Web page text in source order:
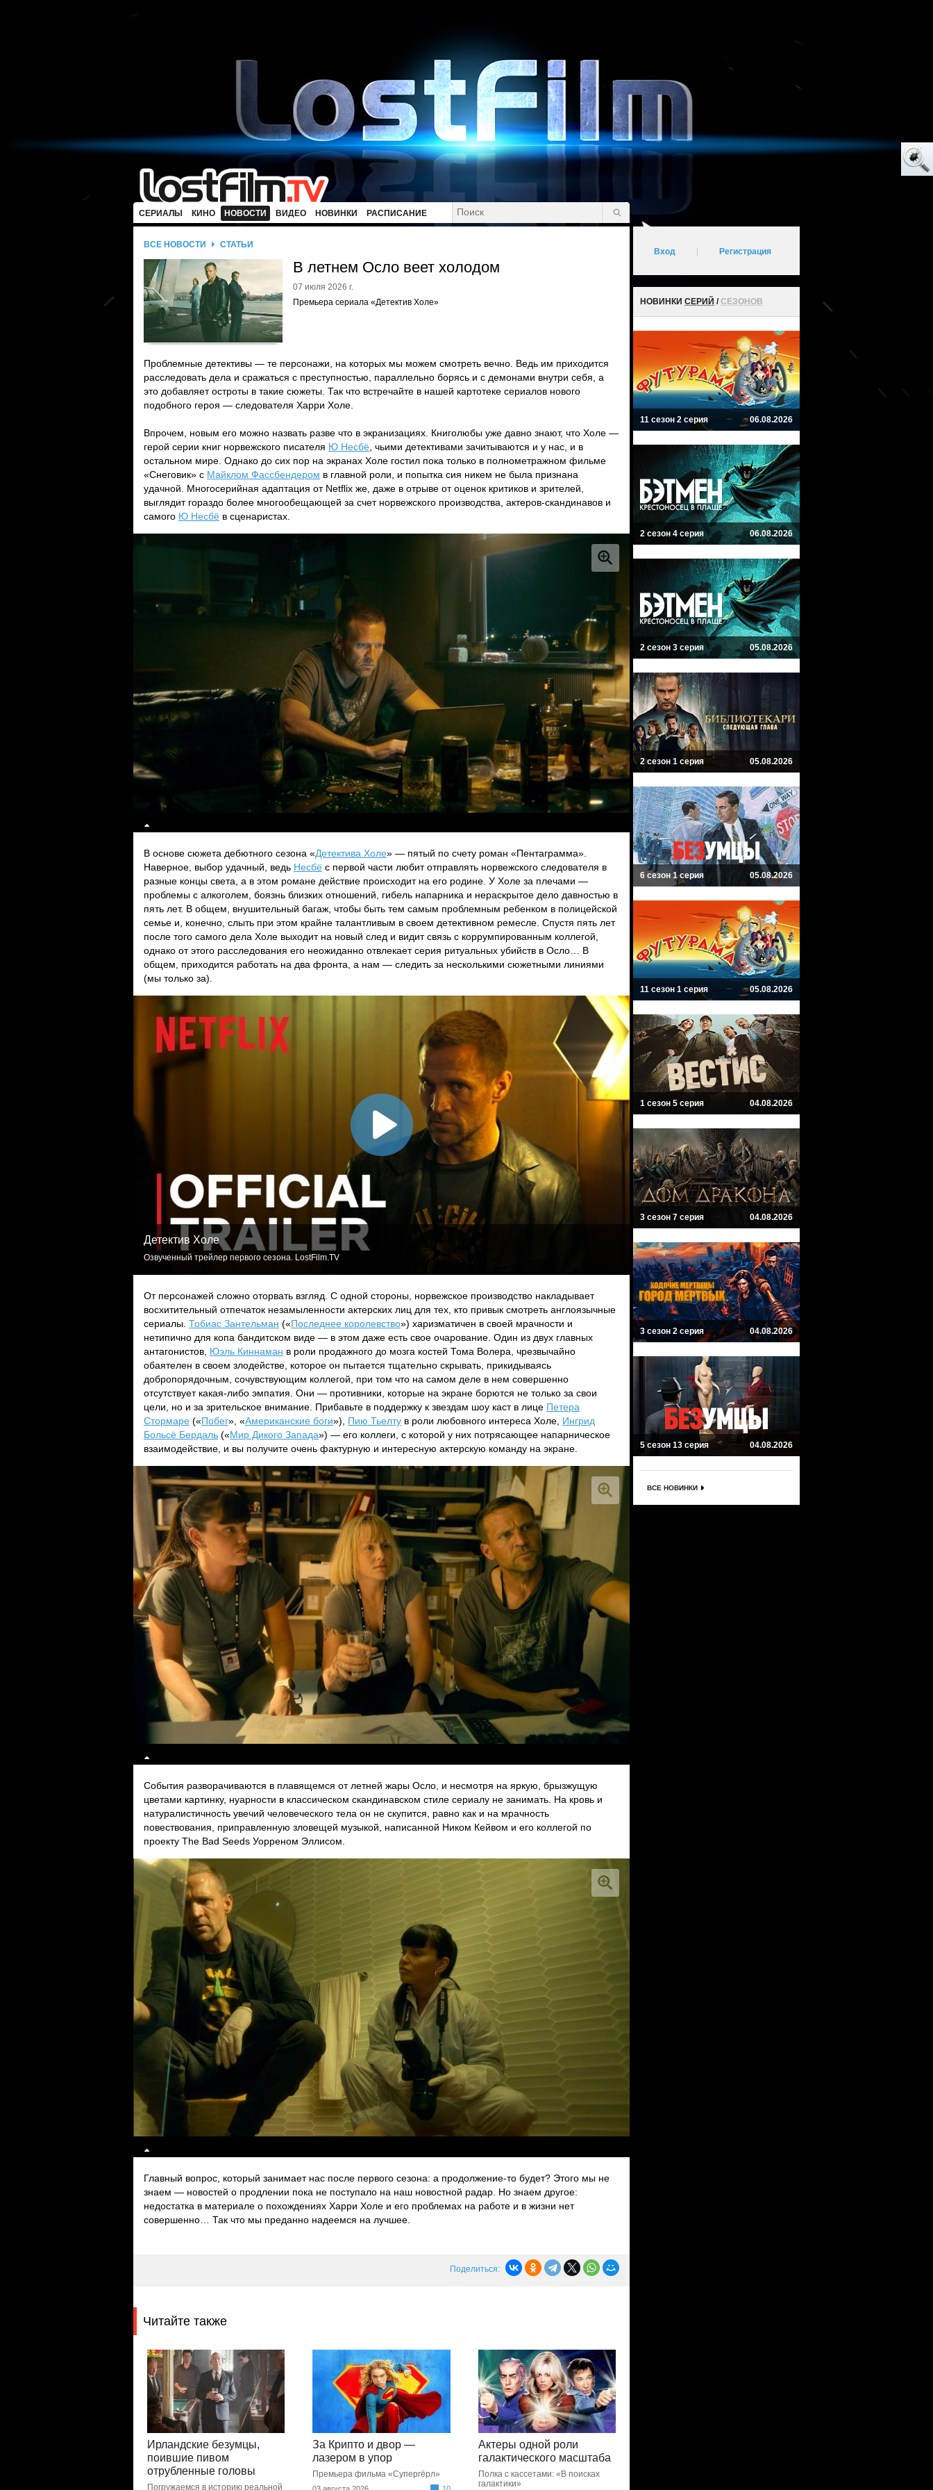
СЕРИАЛЫ КИНО НОВОСТИ ВИДЕО НОВИНКИ РАСПИСАНИЕ
ВСЕ НОВОСТИ СТАТЬИ
В летнем Осло веет холодом
07 июля 2026 г.
Премьера сериала «Детектив Холе»
Проблемные детективы — те персонажи, на которых мы можем смотреть вечно. Ведь им приходится
расследовать дела и сражаться с преступностью, параллельно борясь и с демонами внутри себя, а
это добавляет остроты в такие сюжеты. Так что встречайте в нашей картотеке сериалов нового
подобного героя — следователя Харри Холе.
Впрочем, новым его можно назвать разве что в экранизациях. Книголюбы уже давно знают, что Холе —
герой серии книг норвежского писателя Ю Несбё , чьими детективами зачитываются и у нас, и в
остальном мире. Однако до сих пор на экранах Холе гостил пока только в полнометражном фильме
«Снеговик» с Майклом Фассбендером в главной роли, и попытка сия никем не была признана
удачной. Многосерийная адаптация от Netflix же, даже в отрыве от оценок критиков и зрителей,
выглядит гораздо более многообещающей за счет норвежского производства, актеров-скандинавов и
самого Ю Несбё в сценаристах.
В основе сюжета дебютного сезона «Детектива Холе» — пятый по счету роман «Пентаграмма».
Наверное, выбор удачный, ведь Несбё с первой части любит отправлять норвежского следователя в
разные концы света, а в этом романе действие происходит на его родине. У Холе за плечами —
проблемы с алкоголем, боязнь близких отношений, гибель напарника и нераскрытое дело давностью в
пять лет. В общем, внушительный багаж, чтобы быть тем самым проблемным ребенком в полицейской
семье и, конечно, слыть при этом крайне талантливым в своем детективном ремесле. Спустя пять лет
после того самого дела Холе выходит на новый след и видит связь с коррумпированным коллегой,
однако от этого расследования его неожиданно отвлекает серия ритуальных убийств в Осло… В
общем, приходится работать на два фронта, а нам — следить за несколькими сюжетными линиями
(мы только за).
Детектив Холе
Озвученный трейлер первого сезона. LostFilm.TV
От персонажей сложно оторвать взгляд. С одной стороны, норвежское производство накладывает
восхитительный отпечаток незамыленности актерских лиц для тех, кто привык смотреть англоязычные
сериалы. Тобиас Зантельман («Последнее королевство») харизматичен в своей мрачности и
нетипично для копа бандитском виде — в этом даже есть свое очарование. Один из двух главных
антагонистов, Юэль Киннаман в роли продажного до мозга костей Тома Волера, чрезвычайно
обаятелен в своем злодействе, которое он пытается тщательно скрывать, прикидываясь
добропорядочным, сочувствующим коллегой, при том что на самом деле в нем совершенно
отсутствует какая-либо эмпатия. Они — противники, которые на экране борются не только за свои
цели, но и за зрительское внимание. Прибавьте в поддержку к звездам шоу каст в лице Петера
Стормаре («Побег», «Американские боги»), Пию Тьелту в роли любовного интереса Холе, Ингрид
Больсё Бердаль («Мир Дикого Запада») — его коллеги, с которой у них потрясающее напарническое
взаимодействие, и вы получите очень фактурную и интересную актерскую команду на экране.
События разворачиваются в плавящемся от летней жары Осло, и несмотря на яркую, брызжущую
цветами картинку, нуарности в классическом скандинавском стиле сериалу не занимать. На кровь и
натуралистичность увечий человеческого тела он не скупится, равно как и на мрачность
повествования, приправленную зловещей музыкой, написанной Ником Кейвом и его коллегой по
проекту The Bad Seeds Уорреном Эллисом.
Главный вопрос, который занимает нас после первого сезона: а продолжение-то будет? Этого мы не
знаем — новостей о продлении пока не поступало на наш новостной радар. Но знаем другое:
недостатка в материале о похождениях Харри Холе и его проблемах на работе и в жизни нет
совершенно… Так что мы преданно надеемся на лучшее.
Поделиться:
Читайте также
Ирландские безумцы,
поившие пивом
отрубленные головы
Погружаемся в историю реальной
За Крипто и двор —
лазером в упор
Премьера фильма «Супергёрл»
Актеры одной роли
галактического масштаба
Полка с кассетами: «В поисках
галактики»
Вход Регистрация
НОВИНКИ СЕРИЙ /СЕЗОНОВ
11 сезон 2 серия 06.08.2026
2 сезон 4 серия 06.08.2026
2 сезон 3 серия 05.08.2026
2 сезон 1 серия 05.08.2026
6 сезон 1 серия 05.08.2026
11 сезон 1 серия 05.08.2026
1 сезон 5 серия 04.08.2026
3 сезон 7 серия 04.08.2026
3 сезон 2 серия 04.08.2026
5 сезон 13 серия 04.08.2026
ВСЕ НОВИНКИ